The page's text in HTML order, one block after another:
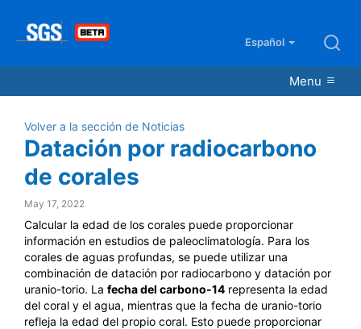
Español
Menu
Volver a la sección de Noticias
Datación por radiocarbono
de corales
May 17, 2022
Calcular la edad de los corales puede proporcionar
información en estudios de paleoclimatología. Para los
corales de aguas profundas, se puede utilizar una
combinación de datación por radiocarbono y datación por
uranio-torio. La fecha del carbono-14 representa la edad
del coral y el agua, mientras que la fecha de uranio-torio
refleja la edad del propio coral. Esto puede proporcionar